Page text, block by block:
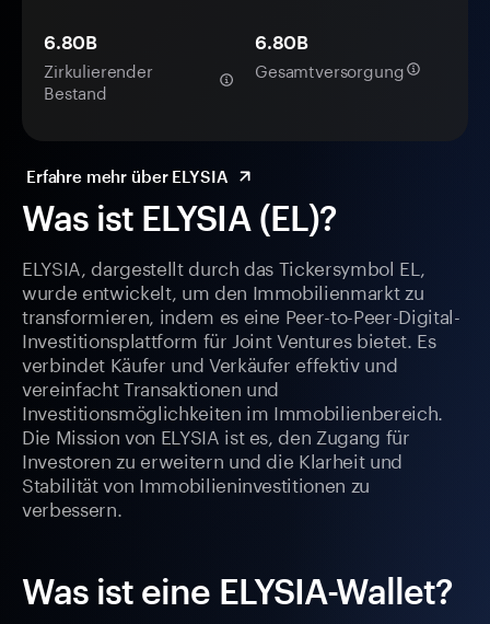
Was ist ELYSIA (EL)?
ELYSIA, dargestellt durch das Tickersymbol EL,
wurde entwickelt, um den Immobilienmarkt zu
transformieren, indem es eine Peer-to-Peer-Digital-
Investitionsplattform für Joint Ventures bietet. Es
verbindet Käufer und Verkäufer effektiv und
vereinfacht Transaktionen und
Investitionsmöglichkeiten im Immobilienbereich.
Die Mission von ELYSIA ist es, den Zugang für
Investoren zu erweitern und die Klarheit und
Stabilität von Immobilieninvestitionen zu
verbessern.
Was ist eine ELYSIA-Wallet?
6.80B
Zirkulierender
Bestand
6.80B
Gesamtversorgung
Erfahre mehr über ELYSIA